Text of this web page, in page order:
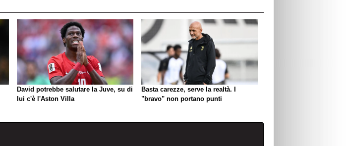
David potrebbe salutare la Juve, su di
lui c'è l'Aston Villa
Basta carezze, serve la realtà. I
"bravo" non portano punti